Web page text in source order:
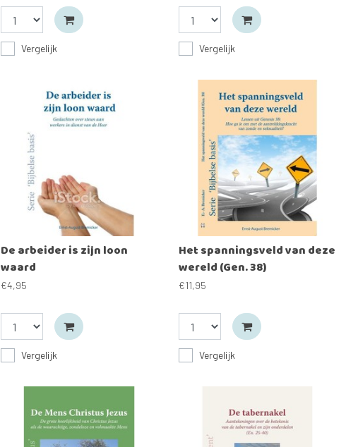
Vergelijk Vergelijk
De arbeider is zijn loon
waard
€4,95
Vergelijk
Het spanningsveld van deze
wereld (Gen. 38)
€11,95
Vergelijk